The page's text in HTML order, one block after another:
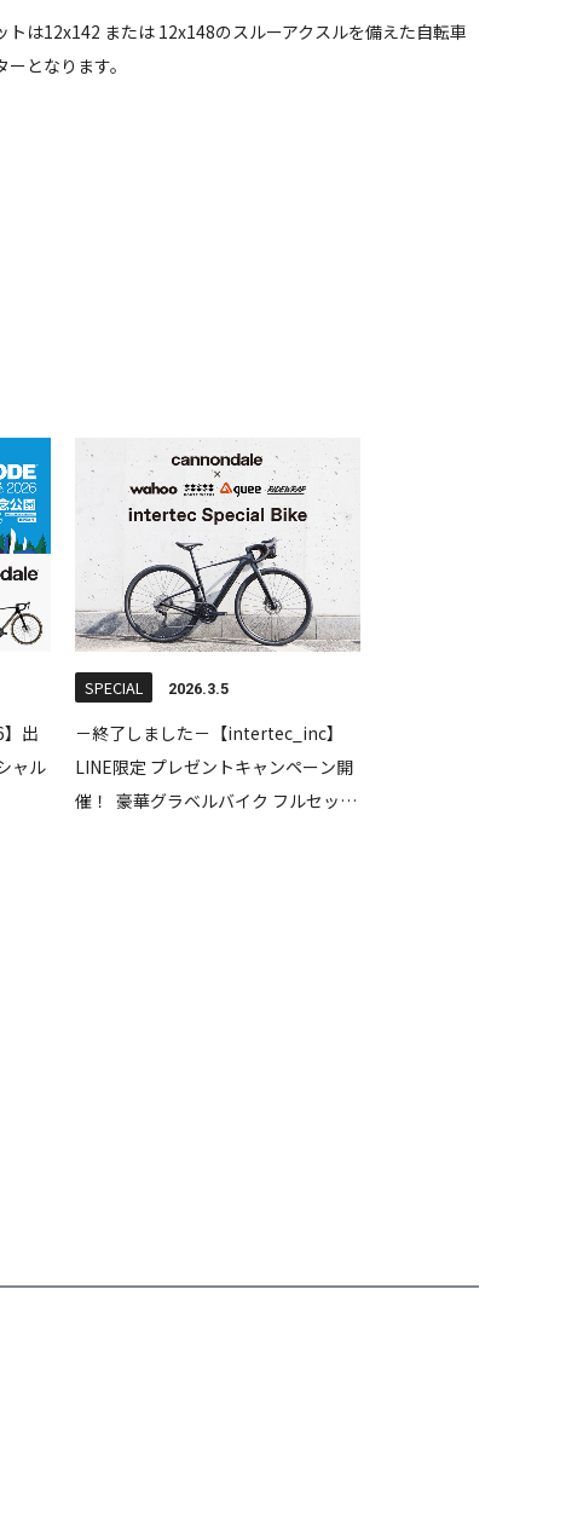
トは12x142 または 12x148のスルーアクスルを備えた自転車
となります。